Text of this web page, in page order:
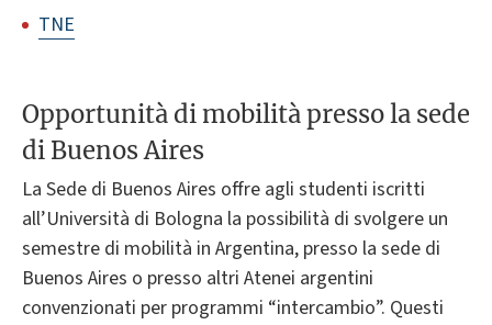
TNE
Opportunità di mobilità presso la sede
di Buenos Aires
La Sede di Buenos Aires offre agli studenti iscritti
all’Università di Bologna la possibilità di svolgere un
semestre di mobilità in Argentina, presso la sede di
Buenos Aires o presso altri Atenei argentini
convenzionati per programmi “intercambio”. Questi